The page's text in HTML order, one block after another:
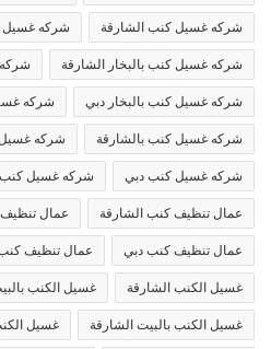
شركه غسيل كنب الشارقة شركه غسيل
شركه غسيل كنب بالبخار الشارقة
شركه غسيل كنب بالبخار دبي شركه
شركه غسيل كنب بالشارقة شركه
شركه غسيل كنب دبي شركه غسيل
عمال تنظيف كنب الشارقة عمال
عمال تنظيف كنب دبي عمال تنظيف
غسيل الكنب الشارقة غسيل الكنب
غسيل الكنب بالبيت الشارقة غسيل